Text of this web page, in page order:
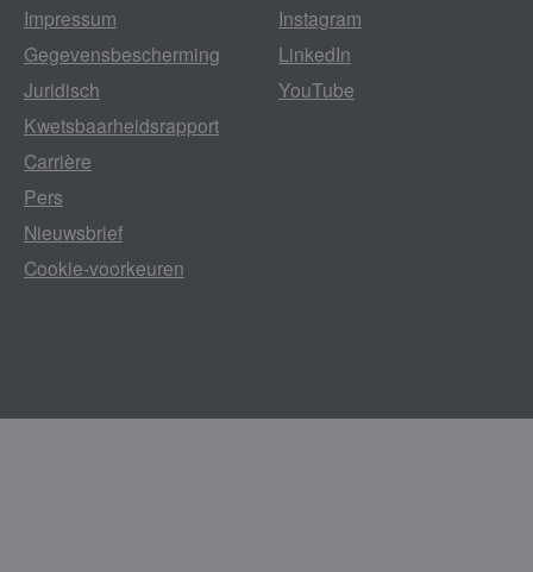
Impressum
Gegevensbescherming
Juridisch
Kwetsbaarheidsrapport
Carrière
Pers
Nieuwsbrief
Cookie-voorkeuren
Instagram
LinkedIn
YouTube